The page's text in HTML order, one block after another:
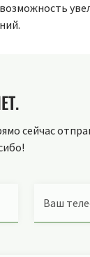
сейчас
Ваш